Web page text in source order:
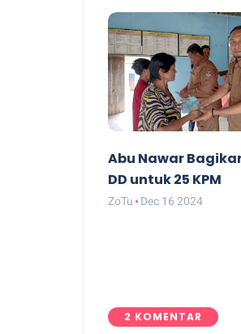
Abu Nawar
DD untuk 25 KPM
ZoTu Dec 16 2024
2 KOMENTAR